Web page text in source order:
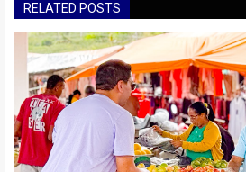
RELATED POSTS